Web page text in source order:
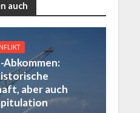
auch
Abkommen:
aber auch